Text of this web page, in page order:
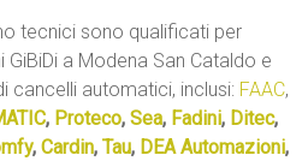
tecnici sono qualificati per
a Modena San Cataldo e
cancelli automatici, inclusi: FAAC,
, Proteco,Sea, Fadini, Ditec,
,Cardin,Tau, DEA Automazioni,